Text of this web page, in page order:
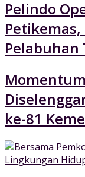
Pelindo
Pelabuhan
ke-81